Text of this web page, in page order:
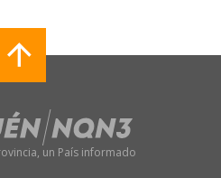
un País informado